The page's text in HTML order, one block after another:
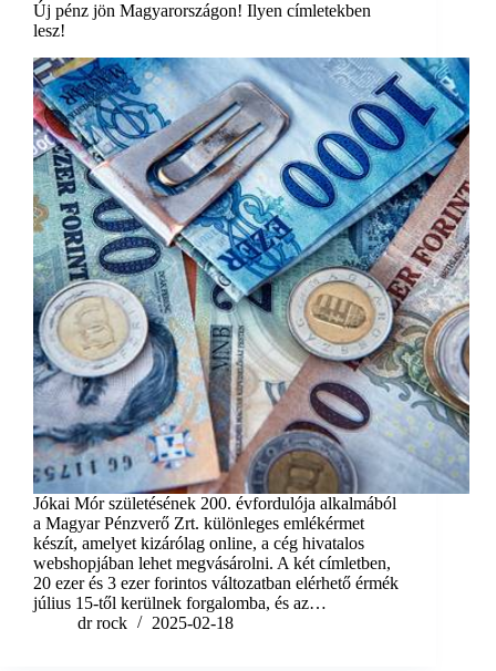
Új pénz jön Magyarországon! Ilyen címletekben
lesz!
Jókai Mór születésének 200. évfordulója alkalmából
a Magyar Pénzverő Zrt. különleges emlékérmet
készít, amelyet kizárólag online, a cég hivatalos
webshopjában lehet megvásárolni. A két címletben,
20 ezer és 3 ezer forintos változatban elérhető érmék
július 15-től kerülnek forgalomba, és az…
dr rock
2025-02-18